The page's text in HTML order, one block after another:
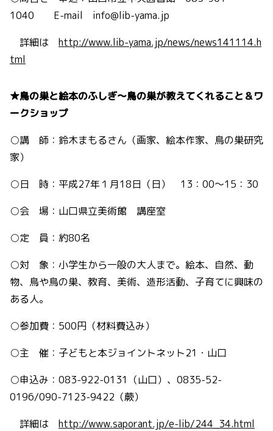
1040 E-mail info@lib-yama.jp
詳細は http://www.lib-yama.jp/news/news141114.h
tml
★鳥の巣と絵本のふしぎ～鳥の巣が教えてくれること＆ワ
ークショップ
○講 師：鈴木まもるさん（画家、絵本作家、鳥の巣研究
家）
○日 時：平成27年１月18日（日） 13：00～15：30
○会 場：山口県立美術館 講座室
○定 員：約80名
○対 象：小学生から一般の大人まで。絵本、自然、動
物、鳥や鳥の巣、教育、美術、造形活動、子育てに興味の
ある人。
○参加費：500円（材料費込み）
○主 催：子どもと本ジョイントネット21・山口
○申込み：083-922-0131（山口）、0835-52-
0196/090-7123-9422（蕨）
詳細は http://www.saporant.jp/e-lib/244_34.html